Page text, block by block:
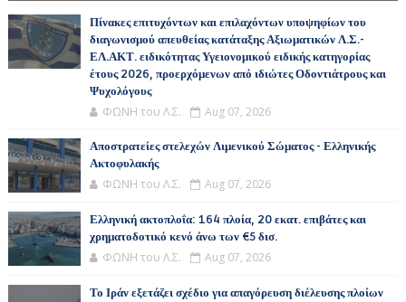
Πίνακες επιτυχόντων και επιλαχόντων υποψηφίων του
διαγωνισμού απευθείας κατάταξης Αξιωματικών Λ.Σ.-
ΕΛ.ΑΚΤ. ειδικότητας Υγειονομικού ειδικής κατηγορίας
έτους 2026, προερχόμενων από ιδιώτες Οδοντιάτρους και
Ψυχολόγους
ΦΩΝΗ του Λ.Σ. Aug 07, 2026
Αποστρατείες στελεχών Λιμενικού Σώματος - Ελληνικής
Ακτοφυλακής
ΦΩΝΗ του Λ.Σ. Aug 07, 2026
Ελληνική ακτοπλοΐα: 164 πλοία, 20 εκατ. επιβάτες και
χρηματοδοτικό κενό άνω των €5 δισ.
ΦΩΝΗ του Λ.Σ. Aug 07, 2026
Το Ιράν εξετάζει σχέδιο για απαγόρευση διέλευσης πλοίων